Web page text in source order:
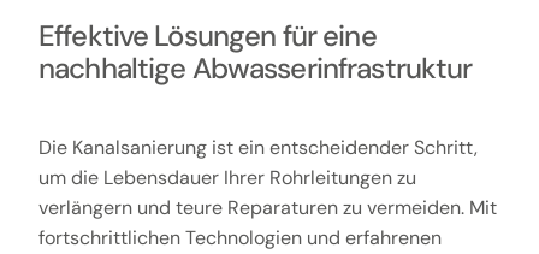
Effektive Lösungen für eine
nachhaltige Abwasserinfrastruktur
Die Kanalsanierung ist ein entscheidender Schritt,
um die Lebensdauer Ihrer Rohrleitungen zu
verlängern und teure Reparaturen zu vermeiden. Mit
fortschrittlichen Technologien und erfahrenen